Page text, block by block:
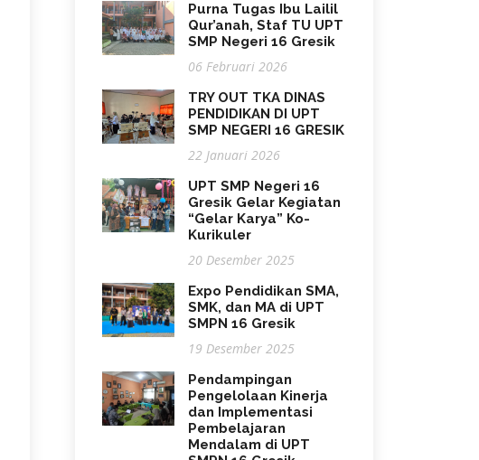
Purna Tugas Ibu Lailil
Qur’anah, Staf TU UPT
SMP Negeri 16 Gresik
06 Februari 2026
TRY OUT TKA DINAS
PENDIDIKAN DI UPT
SMP NEGERI 16 GRESIK
22 Januari 2026
UPT SMP Negeri 16
Gresik Gelar Kegiatan
“Gelar Karya” Ko-
Kurikuler
20 Desember 2025
Expo Pendidikan SMA,
SMK, dan MA di UPT
SMPN 16 Gresik
19 Desember 2025
Pendampingan
Pengelolaan Kinerja
dan Implementasi
Pembelajaran
Mendalam di UPT